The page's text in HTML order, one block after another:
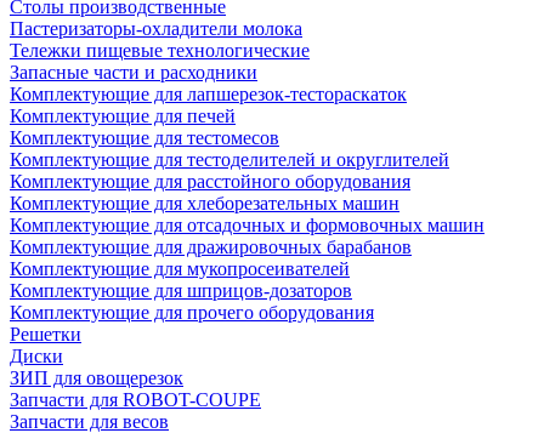
Столы производственные
Пастеризаторы-охладители молока
Тележки пищевые технологические
Запасные части и расходники
Комплектующие для лапшерезок-тестораскаток
Комплектующие для печей
Комплектующие для тестомесов
Комплектующие для тестоделителей и округлителей
Комплектующие для расстойного оборудования
Комплектующие для хлеборезательных машин
Комплектующие для отсадочных и формовочных машин
Комплектующие для дражировочных барабанов
Комплектующие для мукопросеивателей
Комплектующие для шприцов-дозаторов
Комплектующие для прочего оборудования
Решетки
Диски
ЗИП для овощерезок
Запчасти для ROBOT-COUPE
Запчасти для весов